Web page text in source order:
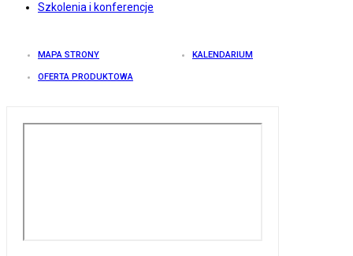
Szkolenia i konferencje
MAPA STRONY KALENDARIUM
OFERTA PRODUKTOWA